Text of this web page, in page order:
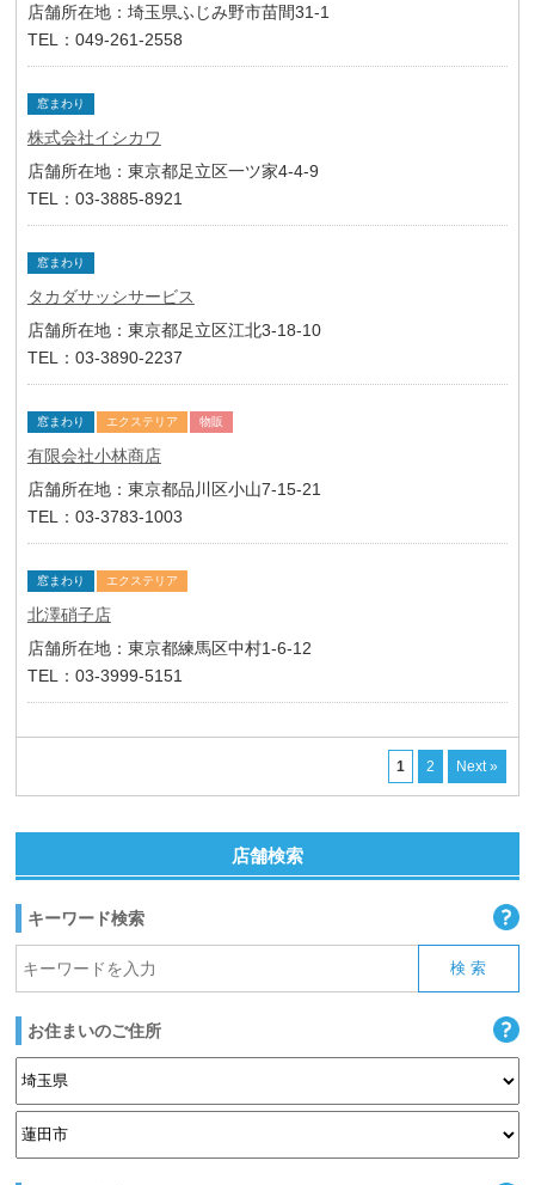
店舗所在地：埼玉県ふじみ野市苗間31-1
TEL：049-261-2558
窓まわり
株式会社イシカワ
店舗所在地：東京都足立区一ツ家4-4-9
TEL：03-3885-8921
窓まわり
タカダサッシサービス
店舗所在地：東京都足立区江北3-18-10
TEL：03-3890-2237
窓まわり エクステリア 物販
有限会社小林商店
店舗所在地：東京都品川区小山7-15-21
TEL：03-3783-1003
窓まわり エクステリア
北澤硝子店
店舗所在地：東京都練馬区中村1-6-12
TEL：03-3999-5151
1 2 Next »
店舗検索
キーワード検索
お住まいのご住所